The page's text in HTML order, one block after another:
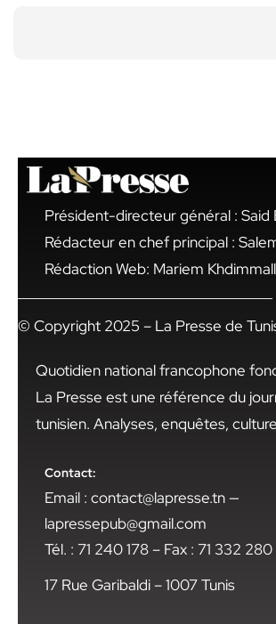
Président-directeur général : Said
Rédacteur en chef principal :
Rédaction Web: Mariem
© Copyright 2025 – La Presse de
Quotidien national francophone
La Presse est une référence du
tunisien. Analyses, enquêtes,
Contact:
Email : contact@lapresse.tn —
lapressepub@gmail.com
Tél. : 71 240 178 – Fax : 71 332 280
17 Rue Garibaldi – 1007 Tunis